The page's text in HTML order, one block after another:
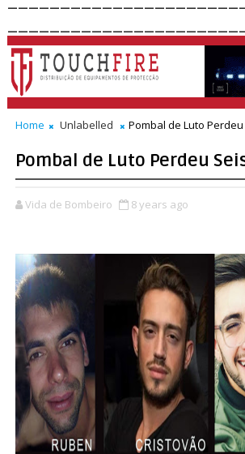
Home Unlabelled Pombal de Luto
Pombal de Luto Perdeu
Vida de Bombeiro 8 years ago